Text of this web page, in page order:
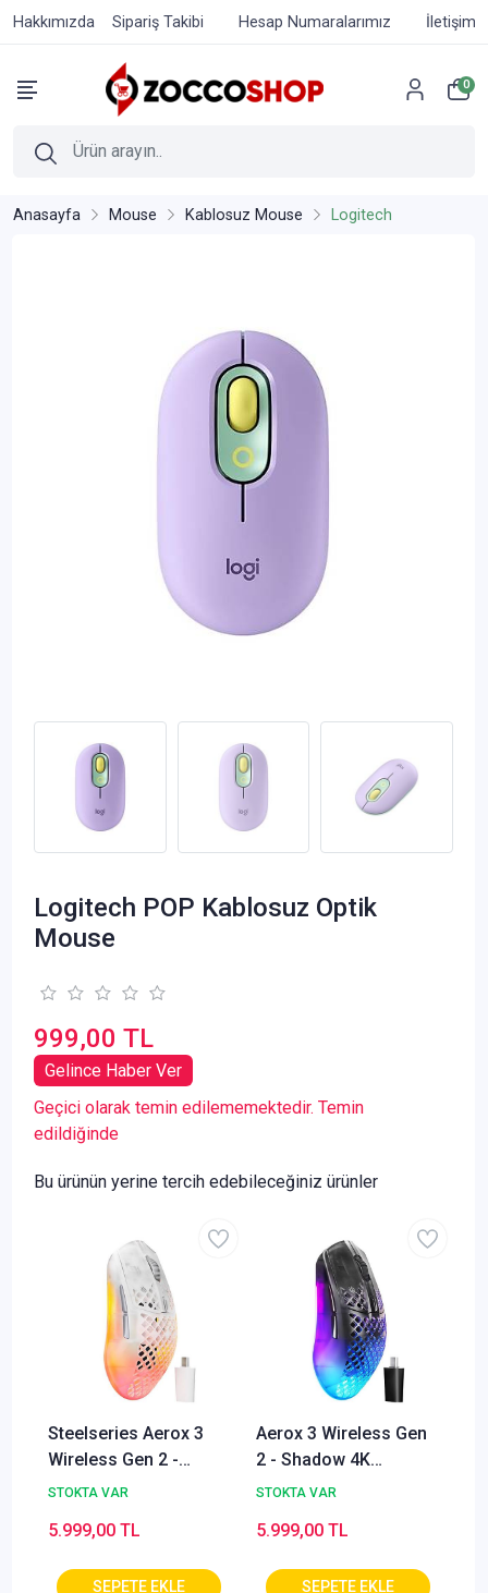
Hakkımızda Sipariş Takibi Hesap Numaralarımız İletişim
0
Anasayfa Mouse Kablosuz Mouse Logitech
Logitech POP Kablosuz Optik
Mouse
999,00 TL
Gelince Haber Ver
Geçici olarak temin edilememektedir. Temin
edildiğinde
Bu ürünün yerine tercih edebileceğiniz ürünler
Steelseries Aerox 3
Wireless Gen 2 -
Ghost 4K Kablosuz
STOKTA VAR
5.999,00 TL
Aerox 3 Wireless Gen
2 - Shadow 4K
Kablosuz Gaming
STOKTA VAR
5.999,00 TL